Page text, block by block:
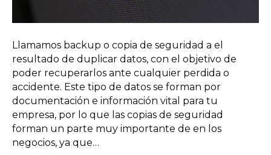
Llamamos backup o copia de seguridad a el
resultado de duplicar datos, con el objetivo de
poder recuperarlos ante cualquier perdida o
accidente. Este tipo de datos se forman por
documentación e información vital para tu
empresa, por lo que las copias de seguridad
forman un parte muy importante de en los
negocios, ya que…